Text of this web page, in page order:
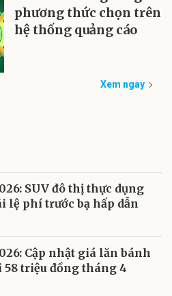
phương thức chọn trên
hệ thống quảng cáo
Xem ngay
SUV đô thị thực dụng
lệ phí trước bạ hấp dẫn
Cập nhật giá lăn bánh
58 triệu đồng tháng 4